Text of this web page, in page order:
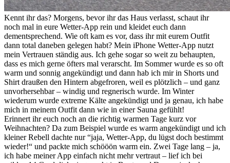
Kennt ihr das? Morgens, bevor ihr das Haus verlasst, schaut ihr
noch mal in eure Wetter-App rein und kleidet euch dann
dementsprechend. Wie oft kam es vor, dass ihr mit eurem Outfit
dann total daneben gelegen habt? Mein iPhone Wetter-App nutzt
mein Vertrauen ständig aus. Ich gehe sogar so weit zu behaupten,
dass es mich gerne öfters mal verarscht. Im Sommer wurde es so oft
warm und sonnig angekündigt und dann hab ich mir in Shorts und
Shirt draußen den Hintern abgefroren, weil es plötzlich – und ganz
unvorhersehbar – windig und regnerisch wurde. Im Winter
wiederum wurde extreme Kälte angekündigt und ja genau, ich habe
mich in meinem Outfit dann wie in einer Sauna gefühlt!
Erinnert ihr euch noch an die richtig warmen Tage kurz vor
Weihnachten? Da zum Beispiel wurde es warm angekündigt und ich
kleiner Rebell dachte nur “jaja, Wetter-App, du lügst doch bestimmt
wieder!“ und packte mich schööön warm ein. Zwei Tage lang – ja,
ich habe meiner App einfach nicht mehr vertraut – lief ich bei